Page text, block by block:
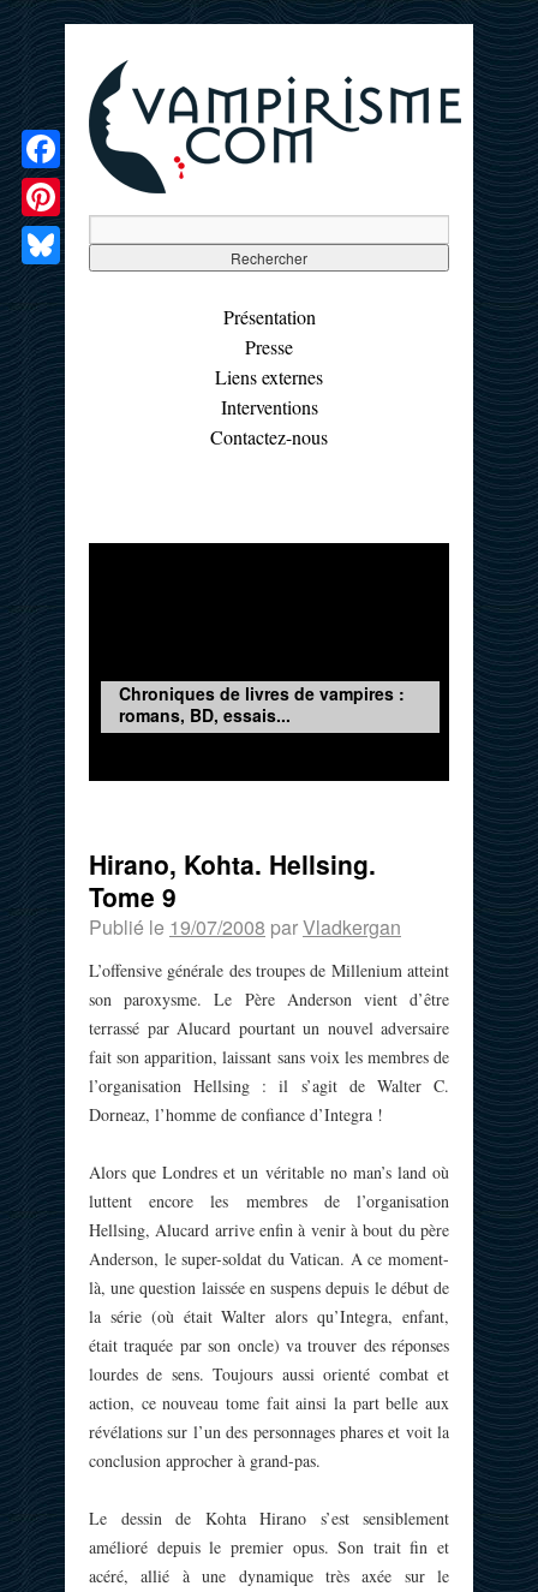
Présentation
Presse
Liens externes
Interventions
Contactez-nous
Chroniques de livres de vampires :
romans, BD, essais...
Hirano, Kohta. Hellsing.
Tome 9
Publié le 19/07/2008 parVladkergan
L’offensive générale des troupes de Millenium atteint
son paroxysme. Le Père Anderson vient d’être
terrassé par Alucard pourtant un nouvel adversaire
fait son apparition, laissant sans voix les membres de
l’organisation Hellsing : il s’agit de Walter C.
Dorneaz, l’homme de confiance d’Integra !
Alors que Londres et un véritable no man’s land où
luttent encore les membres de l’organisation
Hellsing, Alucard arrive enfin à venir à bout du père
Anderson, le super-soldat du Vatican. A ce moment-
là, une question laissée en suspens depuis le début de
la série (où était Walter alors qu’Integra, enfant,
était traquée par son oncle) va trouver des réponses
lourdes de sens. Toujours aussi orienté combat et
action, ce nouveau tome fait ainsi la part belle aux
révélations sur l’un des personnages phares et voit la
conclusion approcher à grand-pas.
Le dessin de Kohta Hirano s’est sensiblement
amélioré depuis le premier opus. Son trait fin et
acéré, allié à une dynamique très axée sur le
Facebook
Pinterest
Bluesky